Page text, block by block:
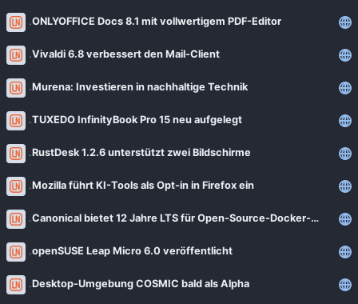
ONLYOFFICE Docs 8.1 mit vollwertigem PDF-Editor
Vivaldi 6.8 verbessert den Mail-Client
Murena: Investieren in nachhaltige Technik
TUXEDO InfinityBook Pro 15 neu aufgelegt
RustDesk 1.2.6 unterstützt zwei Bildschirme
Mozilla führt KI-Tools als Opt-in in Firefox ein
Canonical bietet 12 Jahre LTS für Open-Source-Docker-Images
openSUSE Leap Micro 6.0 veröffentlicht
Desktop-Umgebung COSMIC bald als Alpha